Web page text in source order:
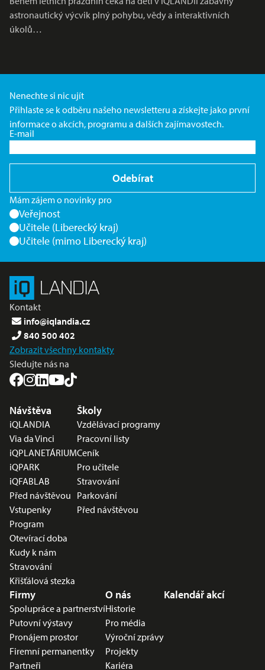
astronautický výcvik plný pohybu, vědy a interaktivních
úkolů…
Nenechte si nic ujít
Přihlaste se k odběru našeho newsletteru a získejte jako první
informace o akcích, programu a dalších zajímavostech.
E-mail
Odebírat
Mám zájem o novinky pro
Veřejnost
Učitele (Liberecký kraj)
Učitele (mimo Liberecký kraj)
Kontakt
info@iqlandia.cz
840 500 402
Zobrazit všechny kontakty
Sledujte nás na
Nabídka v zápatí
Návštěva
iQLANDIA
Via da Vinci
iQPLANETÁRIUM
iQPARK
iQFABLAB
Před návštěvou
Vstupenky
Program
Otevírací doba
Kudy k nám
Stravování
Křišťálová stezka
Školy
Vzdělávací programy
Pracovní listy
Ceník
Pro učitele
Stravování
Parkování
Před návštěvou
Firmy
Spolupráce a partnerství
Putovní výstavy
Pronájem prostor
Firemní permanentky
Partneři
O nás
Historie
Pro média
Výroční zprávy
Projekty
Kariéra
Kalendář akcí